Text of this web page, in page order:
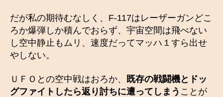
だが私の期待むなしく、F-117はレーザーガンどこ
ろか爆弾しか積んでおらず、宇宙空間は飛べない
し空中静止もムリ、速度だってマッハ１すら出せ
やしない。
ＵＦＯとの空中戦はおろか、
既存の戦闘機とドッ
グファイトしたら返り討ちに遭ってしまう ことが